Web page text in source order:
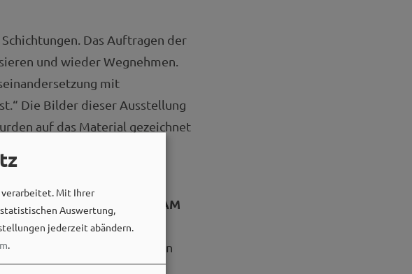
Das Auftragen der
und wieder Wegnehmen.
mit
Die Bilder dieser Ausstellung
auf das Material gezeichnet
gedruckt.
„
ACHtsAM
unterschiedlichsten
um. Stahls Objekte zeigen
handwerklichen
verarbeitet. Mit Ihrer
Auswertung,
jederzeit abändern.
.